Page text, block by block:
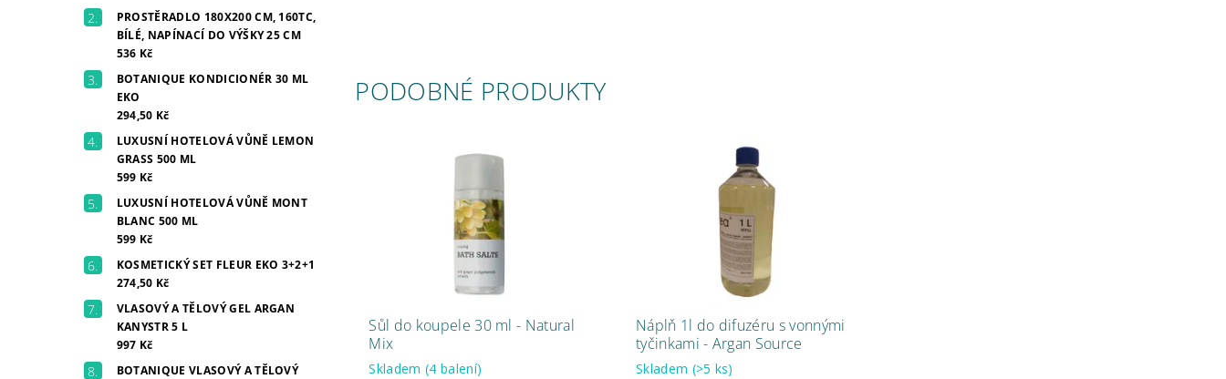
PROSTĚRADLO 180X200 CM, 160TC,
BÍLÉ, NAPÍNACÍ DO VÝŠKY 25 CM
536 Kč
BOTANIQUE KONDICIONÉR 30 ML
EKO
294,50 Kč
LUXUSNÍ HOTELOVÁ VŮNĚ LEMON
GRASS 500 ML
599 Kč
LUXUSNÍ HOTELOVÁ VŮNĚ MONT
BLANC 500 ML
599 Kč
KOSMETICKÝ SET FLEUR EKO 3+2+1
274,50 Kč
VLASOVÝ A TĚLOVÝ GEL ARGAN
KANYSTR 5 L
997 Kč
BOTANIQUE VLASOVÝ A TĚLOVÝ
PODOBNÉ PRODUKTY
Sůl do koupele 30 ml - Natural
Mix
Skladem (4 balení)
Náplň 1l do difuzéru s vonnými
tyčinkami - Argan Source
Skladem (>5 ks)